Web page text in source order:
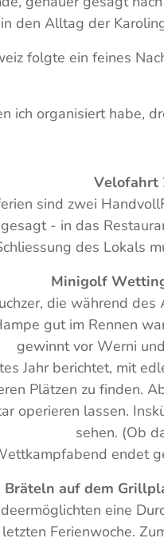
den Alltag der
folgte ein feines
ich organisiert habe,
Velofahrt
sind zwei
- in das
des Lokals
Minigolf
die während
gut im Rennen
gewinnt vor Werni
Jahr berichtet, mit
Plätzen zu finden.
operieren lassen.
sehen. (Ob
endet
Bräteln auf dem
eine
Ferienwoche.